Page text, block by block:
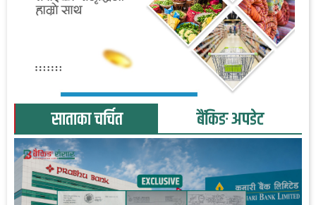
साताका चर्चित बैंकिङ अपडेट